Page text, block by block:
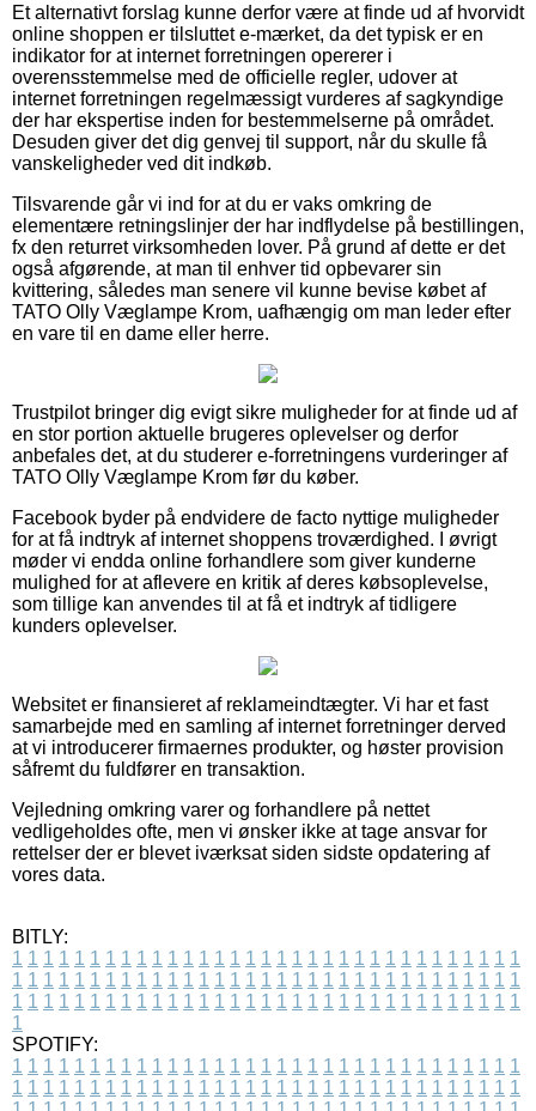
Et alternativt forslag kunne derfor være at finde ud af hvorvidt
online shoppen er tilsluttet e-mærket, da det typisk er en
indikator for at internet forretningen opererer i
overensstemmelse med de officielle regler, udover at
internet forretningen regelmæssigt vurderes af sagkyndige
der har ekspertise inden for bestemmelserne på området.
Desuden giver det dig genvej til support, når du skulle få
vanskeligheder ved dit indkøb.
Tilsvarende går vi ind for at du er vaks omkring de
elementære retningslinjer der har indflydelse på bestillingen,
fx den returret virksomheden lover. På grund af dette er det
også afgørende, at man til enhver tid opbevarer sin
kvittering, således man senere vil kunne bevise købet af
TATO Olly Væglampe Krom, uafhængig om man leder efter
en vare til en dame eller herre.
Trustpilot bringer dig evigt sikre muligheder for at finde ud af
en stor portion aktuelle brugeres oplevelser og derfor
anbefales det, at du studerer e-forretningens vurderinger af
TATO Olly Væglampe Krom før du køber.
Facebook byder på endvidere de facto nyttige muligheder
for at få indtryk af internet shoppens troværdighed. I øvrigt
møder vi endda online forhandlere som giver kunderne
mulighed for at aflevere en kritik af deres købsoplevelse,
som tillige kan anvendes til at få et indtryk af tidligere
kunders oplevelser.
Websitet er finansieret af reklameindtægter. Vi har et fast
samarbejde med en samling af internet forretninger derved
at vi introducerer firmaernes produkter, og høster provision
såfremt du fuldfører en transaktion.
Vejledning omkring varer og forhandlere på nettet
vedligeholdes ofte, men vi ønsker ikke at tage ansvar for
rettelser der er blevet iværksat siden sidste opdatering af
vores data.
BITLY:
1 1 1 1 1 1 1 1 1 1 1 1 1 1 1 1 1 1 1 1 1 1 1 1 1 1 1 1 1 1 1 1 1
1 1 1 1 1 1 1 1 1 1 1 1 1 1 1 1 1 1 1 1 1 1 1 1 1 1 1 1 1 1 1 1 1
1 1 1 1 1 1 1 1 1 1 1 1 1 1 1 1 1 1 1 1 1 1 1 1 1 1 1 1 1 1 1 1 1
1
SPOTIFY:
1 1 1 1 1 1 1 1 1 1 1 1 1 1 1 1 1 1 1 1 1 1 1 1 1 1 1 1 1 1 1 1 1
1 1 1 1 1 1 1 1 1 1 1 1 1 1 1 1 1 1 1 1 1 1 1 1 1 1 1 1 1 1 1 1 1